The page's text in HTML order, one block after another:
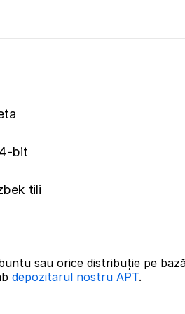
bit
tili
sau orice distribuție pe
depozitarul nostru APT.